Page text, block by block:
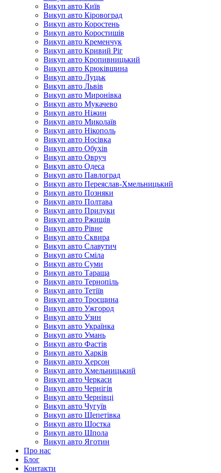
Викуп авто Київ
Викуп авто Кіровоград
Викуп авто Коростень
Викуп авто Коростишів
Викуп авто Кременчук
Викуп авто Кривий Ріг
Викуп авто Кропивницький
Викуп авто Крюківщина
Викуп авто Луцьк
Викуп авто Львів
Викуп авто Миронівка
Викуп авто Мукачево
Викуп авто Ніжин
Викуп авто Миколаїв
Викуп авто Нікополь
Викуп авто Носівка
Викуп авто Обухів
Викуп авто Овруч
Викуп авто Одеса
Викуп авто Павлоград
Викуп авто Переяслав-Хмельницький
Викуп авто Позняки
Викуп авто Полтава
Викуп авто Прилуки
Викуп авто Ржищів
Викуп авто Рівне
Викуп авто Сквира
Викуп авто Славутич
Викуп авто Сміла
Викуп авто Суми
Викуп авто Тараща
Викуп авто Тернопіль
Викуп авто Тетіїв
Викуп авто Троєщина
Викуп авто Ужгород
Викуп авто Узин
Викуп авто Українка
Викуп авто Умань
Викуп авто Фастів
Викуп авто Харків
Викуп авто Херсон
Викуп авто Хмельницький
Викуп авто Черкаси
Викуп авто Чернігів
Викуп авто Чернівці
Викуп авто Чугуїв
Викуп авто Шепетівка
Викуп авто Шостка
Викуп авто Шпола
Викуп авто Яготин
Про нас
Блог
Контакти